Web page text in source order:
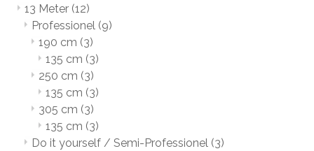
13 Meter (12)
Professionel (9)
190 cm (3)
135 cm (3)
250 cm (3)
135 cm (3)
305 cm (3)
135 cm (3)
Do it yourself / Semi-Professionel (3)